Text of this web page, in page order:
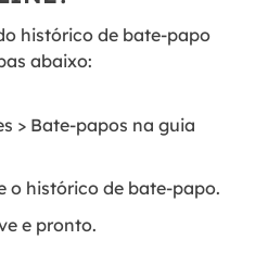
histórico de bate-papo
abaixo:
> Bate-papos na guia
o histórico de bate-papo.
e pronto.